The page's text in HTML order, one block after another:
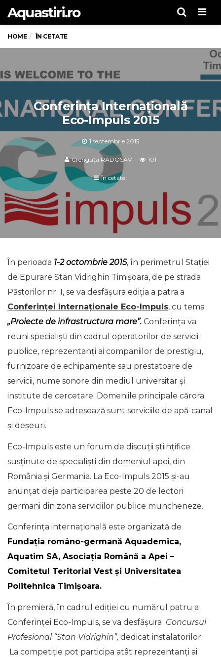
Aquastiri.ro
HOME ÎN CETATE
Conferința Internațională
Eco-Impuls 2015
1 septembrie 2015
Crenguța RADOSAV 101
În cetate
În perioada 1-2 octombrie 2015, în perimetrul Stației
de Epurare Stan Vidrighin Timișoara, de pe strada
Păstorilor nr. 1, se va desfășura ediția a patra a
Conferinței Internaționale Eco-Impuls, cu tema
„Proiecte de infrastructura mare”. Conferința va
reuni specialişti din cadrul operatorilor de servicii
publice, reprezentanți ai companiilor de prestigiu,
furnizoare de echipamente sau prestatoare de
servicii, nume sonore din mediul universitar şi
institute de cercetare. Domeniile principale cărora
Eco-Impuls se adresează sunt serviciile de apă-canal
şi deşeuri.
Eco-Impuls este un forum de discuții științifice
susținute de specialiști din domeniul apei, din
România și Germania. La Eco-Impuls 2015 și-au
anunțat deja participarea peste 20 de lectori
germani din zona serviciilor publice muncheneze.
Conferința internațională este organizată de
Fundația româno-germană Aquademica,
Aquatim SA, Asociația Română a Apei –
Comitetul Teritorial Vest și Universitatea
Politehnica Timișoara.
În premieră, în cadrul ediției cu numărul patru a
Conferinței Eco-Impuls, se va desfășura Concursul
Profesional “Stan Vidrighin”, dedicat instalatorilor.
La competiție pot participa atât reprezentanţi ai